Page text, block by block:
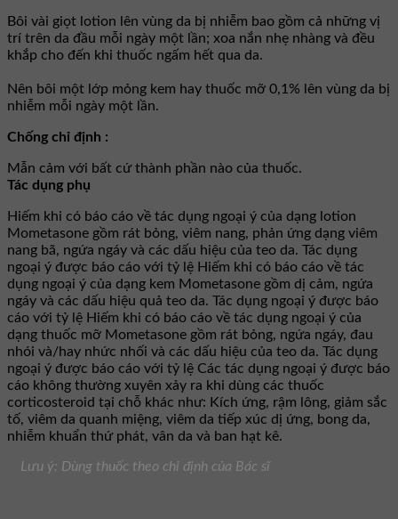
Bôi vài giọt lotion lên vùng da bị nhiễm bao gồm cả những vị
trí trên da đầu mỗi ngày một lần; xoa nắn nhẹ nhàng và đều
khắp cho đến khi thuốc ngấm hết qua da.
Nên bôi một lớp mỏng kem hay thuốc mỡ 0,1% lên vùng da bị
nhiễm mỗi ngày một lần.
Chống chỉ định :
Mẫn cảm với bất cứ thành phần nào của thuốc.
Tác dụng phụ
Hiếm khi có báo cáo về tác dụng ngoại ý của dạng lotion
Mometasone gồm rát bỏng, viêm nang, phản ứng dạng viêm
nang bã, ngứa ngáy và các dấu hiệu của teo da. Tác dụng
ngoại ý được báo cáo với tỷ lệ Hiếm khi có báo cáo về tác
dụng ngoại ý của dạng kem Mometasone gồm dị cảm, ngứa
ngáy và các dấu hiệu quả teo da. Tác dụng ngoại ý được báo
cáo với tỷ lệ Hiếm khi có báo cáo về tác dụng ngoại ý của
dạng thuốc mỡ Mometasone gồm rát bỏng, ngứa ngáy, đau
nhói và/hay nhức nhối và các dấu hiệu của teo da. Tác dụng
ngoại ý được báo cáo với tỷ lệ Các tác dụng ngoại ý được báo
cáo không thường xuyên xảy ra khi dùng các thuốc
corticosteroid tại chỗ khác như: Kích ứng, rậm lông, giảm sắc
tố, viêm da quanh miệng, viêm da tiếp xúc dị ứng, bong da,
nhiễm khuẩn thứ phát, vân da và ban hạt kê.
Lưu ý: Dùng thuốc theo chỉ định của Bác sĩ